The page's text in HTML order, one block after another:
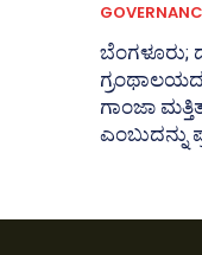
ಬೆಂಗಳೂರು;
ಗಾಂಜಾ
ಎಂಬುದನ್ನು